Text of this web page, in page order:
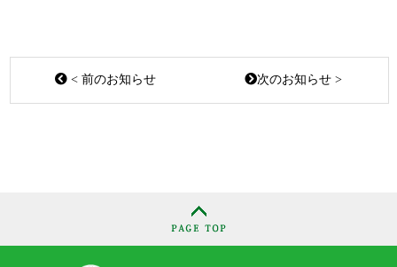
< 前のお知らせ 次のお知らせ >